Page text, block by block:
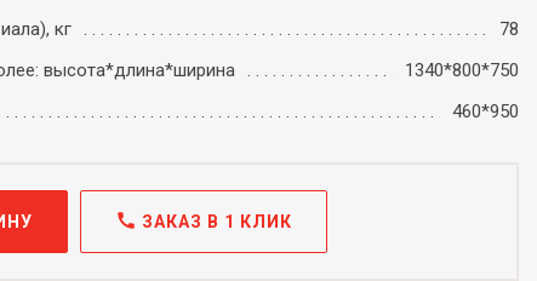
кг
78
высота*длина*ширина
1340*800*750
460*950
call ЗАКАЗ В 1 КЛИК